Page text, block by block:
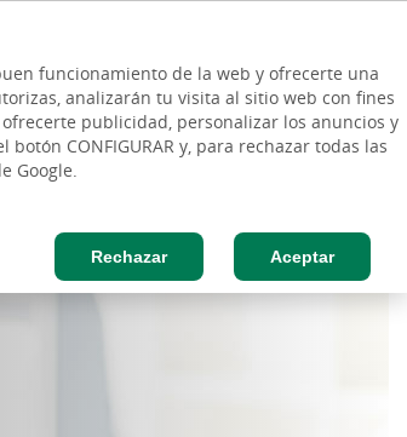
funcionamiento de la web y ofrecerte una
analizarán tu visita al sitio web con fines
publicidad, personalizar los anuncios y
CONFIGURAR y, para rechazar todas las
Google.
Rechazar Aceptar
DE
online